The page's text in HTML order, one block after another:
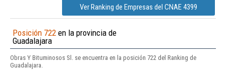
Ver Ranking de Empresas del CNAE 4399
Posición 722 en la provincia de
Guadalajara
Obras Y Bituminosos Sl. se encuentra en la posición 722 del Ranking de
Guadalajara.